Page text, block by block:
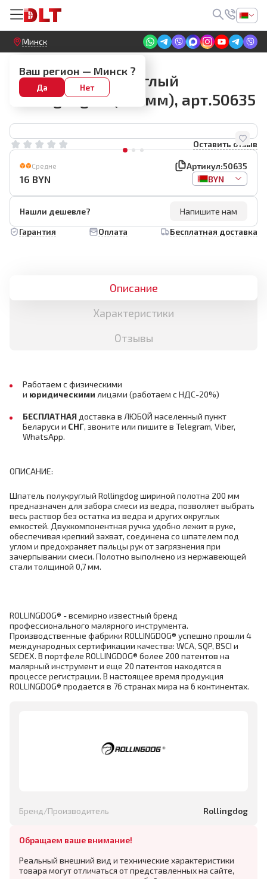
Круглосуточный! Прием заявок на сайте
Минск
Ваш регион — Минск ?
Да Нет
Мастерки
Шпатель полукруглый
Rollingdog 8" (200мм), арт.50635
Оставить отзыв
Средне Артикул:50635
16 BYN BYN
Нашли дешевле?
Напишите нам
Гарантия
Оплата Бесплатная доставка
Описание
Характеристики
Отзывы
Работаем с физическими
и юридическими лицами (работаем с НДС-20%)
БЕСПЛАТНАЯ доставка в ЛЮБОЙ населенный пункт
Беларуси и СНГ, звоните или пишите в Telegram, Viber,
WhatsApp.
ОПИСАНИЕ:
Шпатель полукруглый Rollingdog шириной полотна 200 мм
предназначен для забора смеси из ведра, позволяет выбрать
весь раствор без остатка из ведра и других округлых
емкостей. Двухкомпонентная ручка удобно лежит в руке,
обеспечивая крепкий захват, соединена со шпателем под
углом и предохраняет пальцы рук от загрязнения при
зачерпывании смеси. Полотно выполнено из нержавеющей
стали толщиной 0,7 мм.
ROLLINGDOG® - всемирно известный бренд
профессионального малярного инструмента.
Производственные фабрики ROLLINGDOG® успешно прошли 4
международных сертификации качества: WCA, SQP, BSCI и
SEDEX. В портфеле ROLLINGDOG® более 200 патентов на
малярный инструмент и еще 20 патентов находятся в
процессе регистрации. В настоящее время продукция
ROLLINGDOG® продается в 76 странах мира на 6 континентах.
Бренд/Производитель Rollingdog
Обращаем ваше внимание!
Реальный внешний вид и технические характеристики
товара могут отличаться от представленных на сайте,